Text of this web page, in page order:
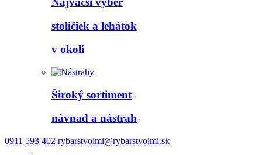
stoličiek a lehátok
v okolí
Široký sortiment
návnad a nástrah
0911 593 402 rybarstvoimi@rybarstvoimi.sk